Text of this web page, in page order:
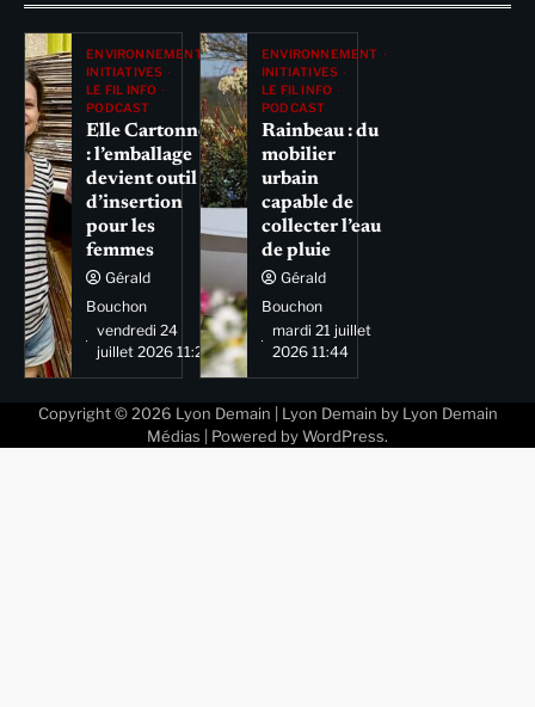
ENVIRONNEMENT
INITIATIVES
LE FIL INFO
PODCAST
Elle Cartonne
: l’emballage
devient outil
d’insertion
pour les
femmes
Gérald
Bouchon
vendredi 24
juillet 2026 11:29
ENVIRONNEMENT
INITIATIVES
LE FIL INFO
PODCAST
Rainbeau : du
mobilier
urbain
capable de
collecter l’eau
de pluie
Gérald
Bouchon
mardi 21 juillet
2026 11:44
Copyright © 2026 Lyon Demain | Lyon Demain by Lyon Demain
Médias | Powered by WordPress.